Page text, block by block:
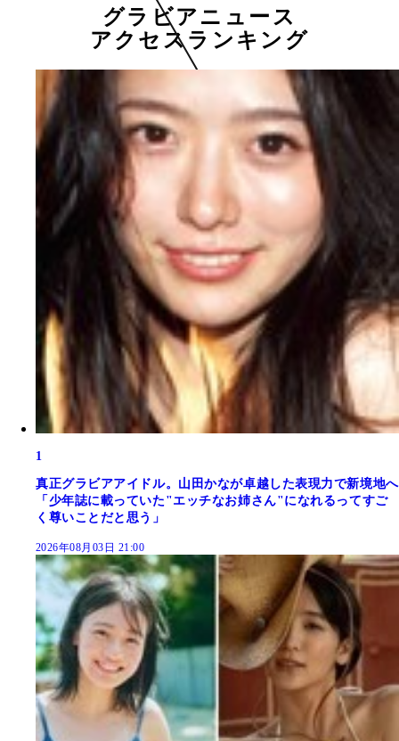
グラビアニュース
アクセスランキング
1
真正グラビアアイドル。山田かなが卓越した表現力で新境地へ
「少年誌に載っていた"エッチなお姉さん"になれるってすご
く尊いことだと思う」
2026年08月03日 21:00